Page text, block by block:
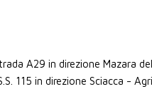
A29 in direzione Mazara
115 in direzione Sciacca -